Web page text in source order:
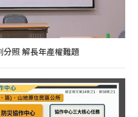
照 解長年產權難題